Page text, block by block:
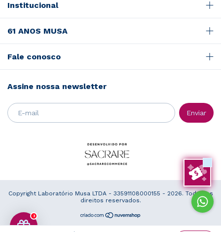
Institucional
61 ANOS MUSA
Fale conosco
Assine nossa newsletter
Copyright Laboratório Musa LTDA - 33591108000155 - 2026. Todos os
direitos reservados.
3